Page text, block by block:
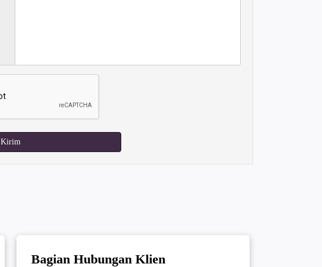
Kirim
Bagian Hubungan Klien